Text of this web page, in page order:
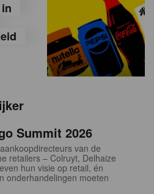
Summit 2026
van de
retailers – Colruyt, Delhaize
hun visie op retail, én
onderhandelingen moeten